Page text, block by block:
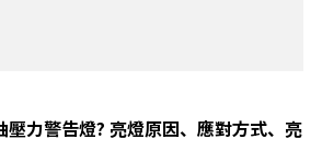
壓力警告燈? 亮燈原因、應對方式、亮